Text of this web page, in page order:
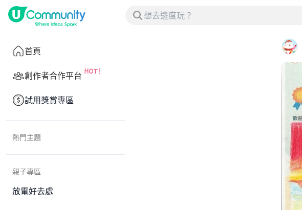
首頁
創作者合作平台
試用獎賞專區
熱門主題
親子專區
放電好去處